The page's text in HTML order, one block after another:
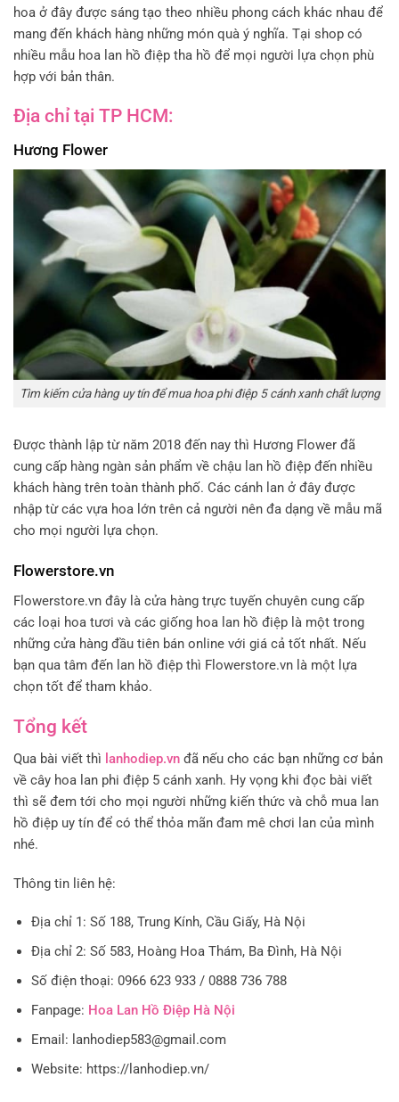
hoa ở đây được sáng tạo theo nhiều phong cách khác nhau để
mang đến khách hàng những món quà ý nghĩa. Tại shop có
nhiều mẫu hoa lan hồ điệp tha hồ để mọi người lựa chọn phù
hợp với bản thân.
Địa chỉ tại TP HCM:
Hương Flower
Tìm kiếm cửa hàng uy tín để mua hoa phi điệp 5 cánh xanh chất lượng
Được thành lập từ năm 2018 đến nay thì Hương Flower đã
cung cấp hàng ngàn sản phẩm về chậu lan hồ điệp đến nhiều
khách hàng trên toàn thành phố. Các cánh lan ở đây được
nhập từ các vựa hoa lớn trên cả người nên đa dạng về mẫu mã
cho mọi người lựa chọn.
Flowerstore.vn
Flowerstore.vn đây là cửa hàng trực tuyến chuyên cung cấp
các loại hoa tươi và các giống hoa lan hồ điệp là một trong
những cửa hàng đầu tiên bán online với giá cả tốt nhất. Nếu
bạn qua tâm đến lan hồ điệp thì Flowerstore.vn là một lựa
chọn tốt để tham khảo.
Tổng kết
Qua bài viết thì lanhodiep.vn đã nếu cho các bạn những cơ bản
về cây hoa lan phi điệp 5 cánh xanh. Hy vọng khi đọc bài viết
thì sẽ đem tới cho mọi người những kiến thức và chỗ mua lan
hồ điệp uy tín để có thể thỏa mãn đam mê chơi lan của mình
nhé.
Thông tin liên hệ:
Địa chỉ 1: Số 188, Trung Kính, Cầu Giấy, Hà Nội
Địa chỉ 2: Số 583, Hoàng Hoa Thám, Ba Đình, Hà Nội
Số điện thoại: 0966 623 933 / 0888 736 788
Fanpage: Hoa Lan Hồ Điệp Hà Nội
Email: lanhodiep583@gmail.com
Website: https://lanhodiep.vn/